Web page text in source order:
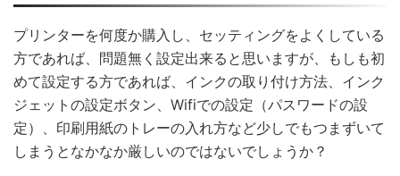
プリンターを何度か購入し、セッティングをよくしている
方であれば、問題無く設定出来ると思いますが、もしも初
めて設定する方であれば、インクの取り付け方法、インク
ジェットの設定ボタン、Wifiでの設定（パスワードの設
定）、印刷用紙のトレーの入れ方など少しでもつまずいて
しまうとなかなか厳しいのではないでしょうか？